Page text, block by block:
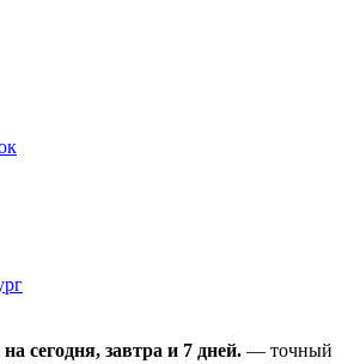
сегодня, завтра и 7 дней. — точный